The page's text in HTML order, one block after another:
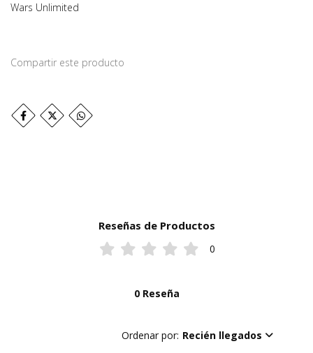
Wars Unlimited
Compartir este producto
Reseñas de Productos
0
0 Reseña
Ordenar por: Recién llegados